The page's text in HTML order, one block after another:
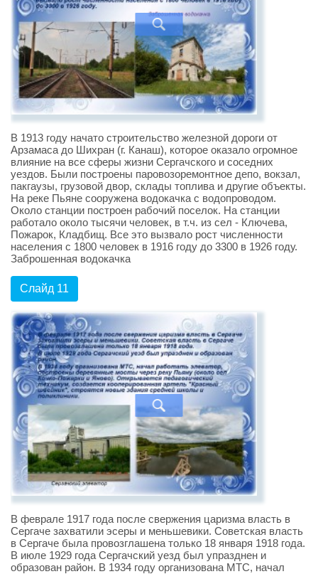
В 1913 году начато строительство железной дороги от
Арзамаса до Шихран (г. Канаш), которое оказало огромное
влияние на все сферы жизни Сергачского и соседних
уездов. Были построены паровозоремонтное депо, вокзал,
пакгаузы, грузовой двор, склады топлива и другие объекты.
На реке Пьяне сооружена водокачка с водопроводом.
Около станции построен рабочий поселок. На станции
работало около тысячи человек, в т.ч. из сел - Ключева,
Пожарок, Кладбищ. Все это вызвало рост численности
населения с 1800 человек в 1916 году до 3300 в 1926 году.
Заброшенная водокачка
Слайд 11
В феврале 1917 года после свержения царизма власть в
Сергаче захватили эсеры и меньшевики. Советская власть
в Сергаче была провозглашена только 18 января 1918 года.
В июле 1929 года Сергачский уезд был упразднен и
образован район. В 1934 году организована МТС, начал